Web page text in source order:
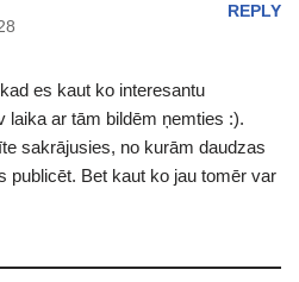
REPLY
es kaut ko interesantu
laika ar tām bildēm ņemties :).
sakrājusies, no kurām daudzas
publicēt. Bet kaut ko jau tomēr var